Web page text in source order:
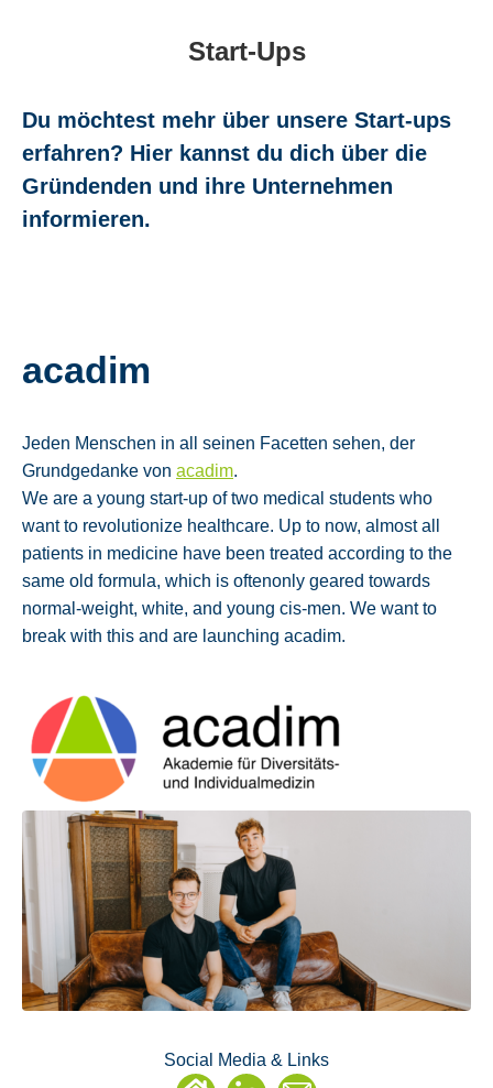
Start-Ups
Du möchtest mehr über unsere Start-ups
erfahren? Hier kannst du dich über die
Gründenden und ihre Unternehmen
informieren.
acadim
Jeden Menschen in all seinen Facetten sehen, der
Grundgedanke von acadim.
We are a young start-up of two medical students who
want to revolutionize healthcare. Up to now, almost all
patients in medicine have been treated according to the
same old formula, which is oftenonly geared towards
normal-weight, white, and young cis-men. We want to
break with this and are launching acadim.
Social Media & Links